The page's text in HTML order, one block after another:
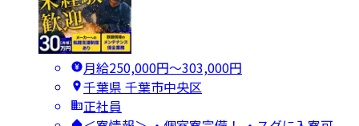
月給250,000円〜303,000円
千葉県 千葉市中央区
正社員